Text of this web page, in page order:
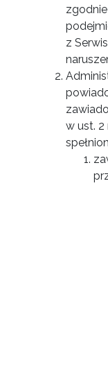
z
w ust. 2